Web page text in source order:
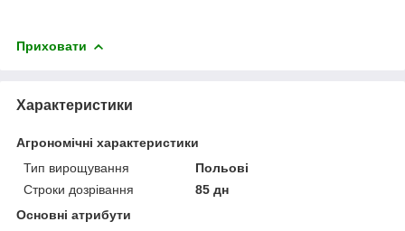
Приховати
Характеристики
Агрономічні характеристики
Тип вирощування
Польові
Строки дозрівання
85 дн
Основні атрибути